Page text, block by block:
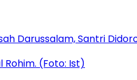
Darussalam, Santri